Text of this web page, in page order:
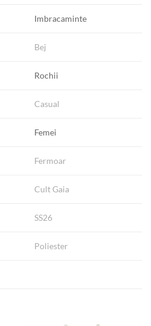
Imbracaminte
Bej
Rochii
Casual
Femei
Fermoar
Cult Gaia
SS26
Poliester